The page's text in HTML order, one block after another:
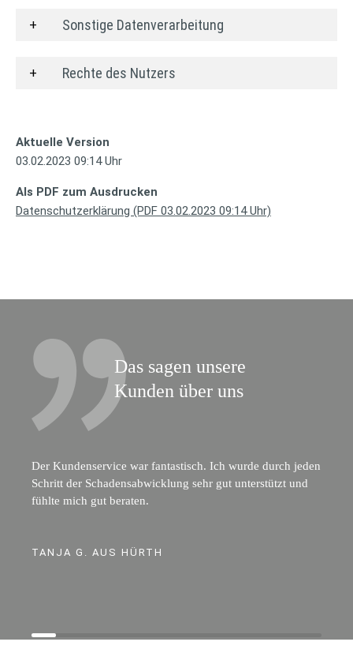
Sonstige Datenverarbeitung
Rechte des Nutzers
Aktuelle Version
03.02.2023 09:14 Uhr
Als PDF zum Ausdrucken
Datenschutzerklärung (PDF 03.02.2023 09:14 Uhr)
Das sagen unsere
Kunden über uns
Der Kundenservice war fantastisch. Ich wurde durch jeden
Schritt der Schadensabwicklung sehr gut unterstützt und
fühlte mich gut beraten.
TANJA G. AUS HÜRTH